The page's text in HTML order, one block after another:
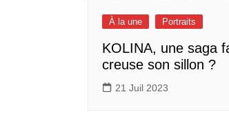
À la une Portraits
KOLINA, une saga
creuse son sillon ?
21 Juil 2023